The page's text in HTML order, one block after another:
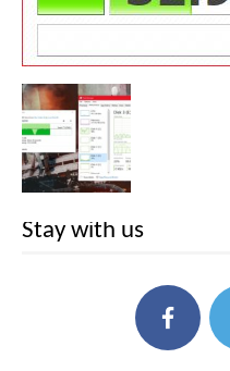
Stay with us